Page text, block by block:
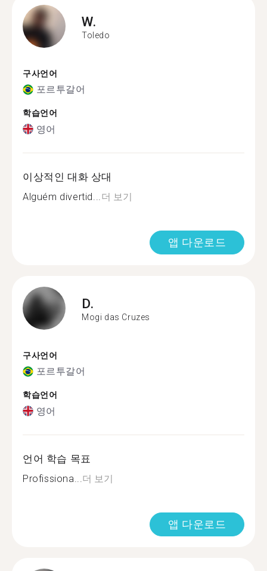
W.
Toledo
구사언어
포르투갈어
학습언어
영어
이상적인 대화 상대
Alguém divertid... 더 보기
앱 다운로드
D.
Mogi das Cruzes
구사언어
포르투갈어
학습언어
영어
언어 학습 목표
Profissiona... 더 보기
앱 다운로드